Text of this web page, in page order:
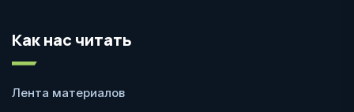
Как нас читать
Лента материалов